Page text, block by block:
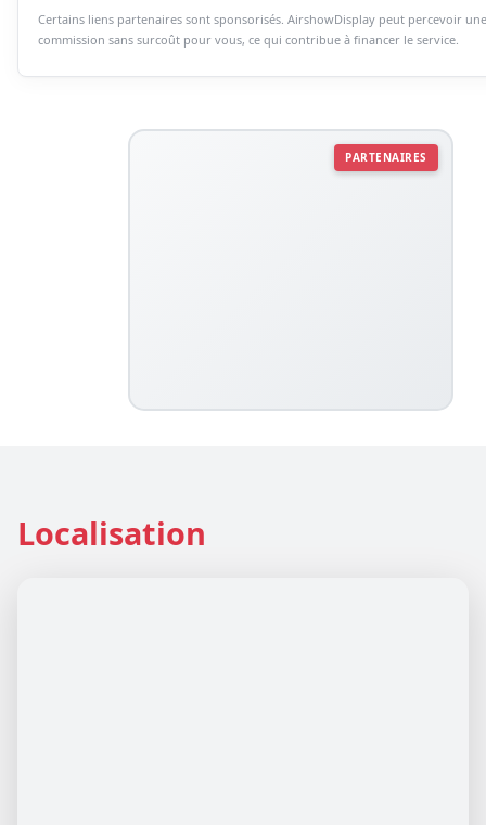
Certains liens partenaires sont sponsorisés. AirshowDisplay peut percevoir
commission sans surcoût pour vous, ce qui contribue à financer le service.
PARTENAIRES
Localisation